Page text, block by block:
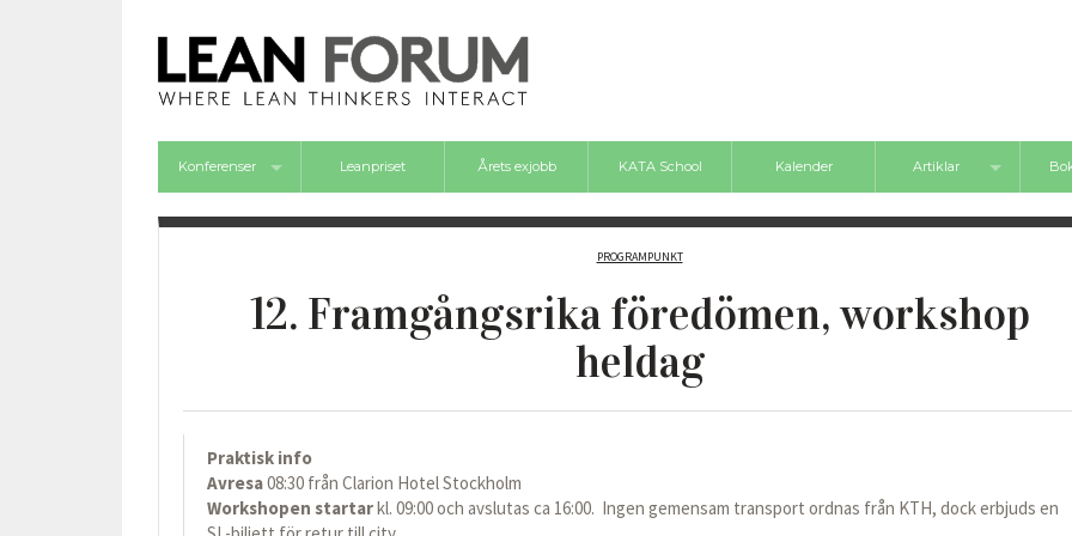
Konferenser
Framgångsforum 2026
Leanpriset Årets exjobb KATA School Kalender Artiklar
Nyheter
Videos
PROGRAMPUNKT
12. Framgångsrika föredömen, workshop
heldag
Praktisk info
Avresa08:30 från Clarion Hotel Stockholm
Workshopen startarkl. 09:00 och avslutas ca 16:00. Ingen gemensam transport ordnas från KTH, dock erbjuds en